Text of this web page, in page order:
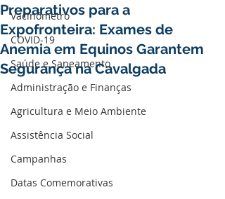
Vacinômetro
COVID-19
Saúde e Saneamento
Administração e Finanças
Agricultura e Meio Ambiente
Assistência Social
Campanhas
Datas Comemorativas
Preparativos para a
Expofronteira: Exames de
Anemia em Equinos Garantem
Segurança na Cavalgada